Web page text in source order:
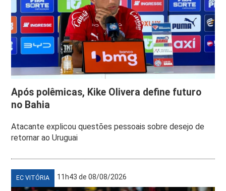
Após polêmicas, Kike Olivera define futuro
no Bahia
Atacante explicou questões pessoais sobre desejo de
retornar ao Uruguai
EC VITÓRIA 11h43 de 08/08/2026